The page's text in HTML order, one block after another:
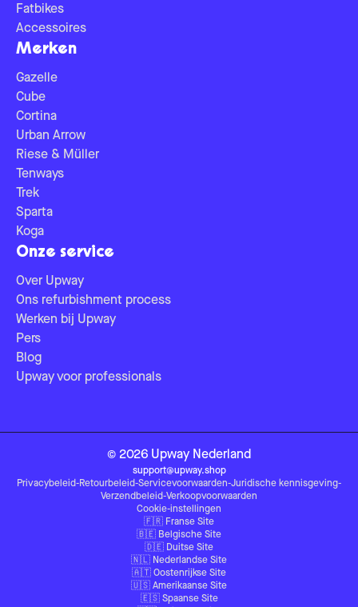
Fatbikes
Accessoires
Merken
Gazelle
Cube
Cortina
Urban Arrow
Riese & Müller
Tenways
Trek
Sparta
Koga
Onze service
Over Upway
Ons refurbishment process
Werken bij Upway
Pers
Blog
Upway voor professionals
© 2026 Upway Nederland
support@upway.shop
Privacybeleid-Retourbeleid-Servicevoorwaarden-Juridische kennisgeving-
Verzendbeleid-Verkoopvoorwaarden
Cookie-instellingen
🇫🇷 Franse Site
🇧🇪 Belgische Site
🇩🇪 Duitse Site
🇳🇱 Nederlandse Site
🇦🇹 Oostenrijkse Site
🇺🇸 Amerikaanse Site
🇪🇸 Spaanse Site